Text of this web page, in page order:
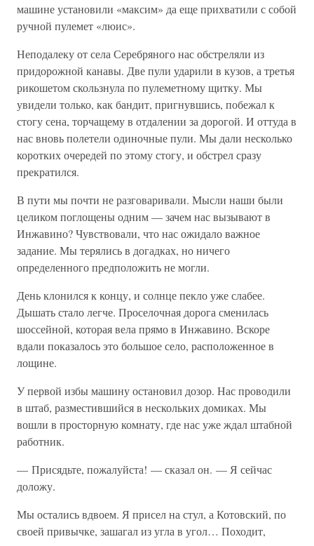
машине установили «максим» да еще прихватили с собой
ручной пулемет «люис».
Неподалеку от села Серебряного нас обстреляли из
придорожной канавы. Две пули ударили в кузов, а третья
рикошетом скользнула по пулеметному щитку. Мы
увидели только, как бандит, пригнувшись, побежал к
стогу сена, торчащему в отдалении за дорогой. И оттуда в
нас вновь полетели одиночные пули. Мы дали несколько
коротких очередей по этому стогу, и обстрел сразу
прекратился.
В пути мы почти не разговаривали. Мысли наши были
целиком поглощены одним — зачем нас вызывают в
Инжавино? Чувствовали, что нас ожидало важное
задание. Мы терялись в догадках, но ничего
определенного предположить не могли.
День клонился к концу, и солнце пекло уже слабее.
Дышать стало легче. Проселочная дорога сменилась
шоссейной, которая вела прямо в Инжавино. Вскоре
вдали показалось это большое село, расположенное в
лощине.
У первой избы машину остановил дозор. Нас проводили
в штаб, разместившийся в нескольких домиках. Мы
вошли в просторную комнату, где нас уже ждал штабной
работник.
— Присядьте, пожалуйста! — сказал он. — Я сейчас
доложу.
Мы остались вдвоем. Я присел на стул, а Котовский, по
своей привычке, зашагал из угла в угол… Походит,